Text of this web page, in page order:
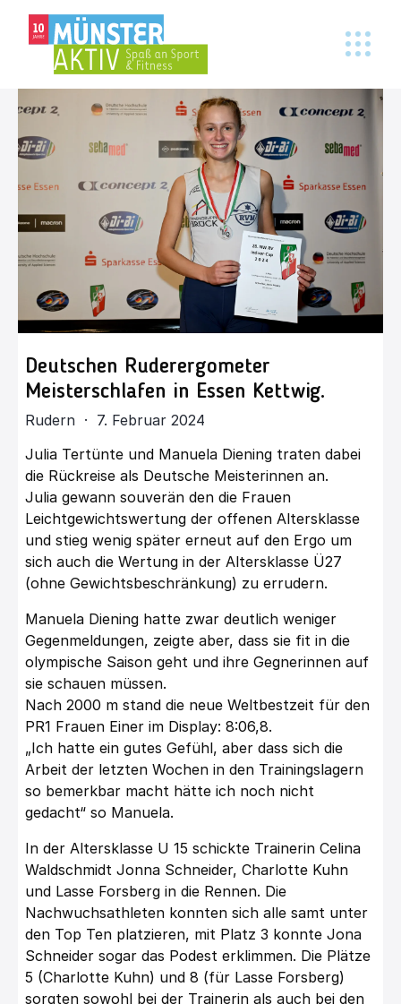
Deutschen Ruderergometer
Meisterschlafen in Essen Kettwig.
Rudern · 7. Februar 2024
Julia Tertünte und Manuela Diening traten dabei
die Rückreise als Deutsche Meisterinnen an.
Julia gewann souverän den die Frauen
Leichtgewichtswertung der offenen Altersklasse
und stieg wenig später erneut auf den Ergo um
sich auch die Wertung in der Altersklasse Ü27
(ohne Gewichtsbeschränkung) zu errudern.
Manuela Diening hatte zwar deutlich weniger
Gegenmeldungen, zeigte aber, dass sie fit in die
olympische Saison geht und ihre Gegnerinnen auf
sie schauen müssen.
Nach 2000 m stand die neue Weltbestzeit für den
PR1 Frauen Einer im Display: 8:06,8.
„Ich hatte ein gutes Gefühl, aber dass sich die
Arbeit der letzten Wochen in den Trainingslagern
so bemerkbar macht hätte ich noch nicht
gedacht“ so Manuela.
In der Altersklasse U 15 schickte Trainerin Celina
Waldschmidt Jonna Schneider, Charlotte Kuhn
und Lasse Forsberg in die Rennen. Die
Nachwuchsathleten konnten sich alle samt unter
den Top Ten platzieren, mit Platz 3 konnte Jona
Schneider sogar das Podest erklimmen. Die Plätze
5 (Charlotte Kuhn) und 8 (für Lasse Forsberg)
sorgten sowohl bei der Trainerin als auch bei den